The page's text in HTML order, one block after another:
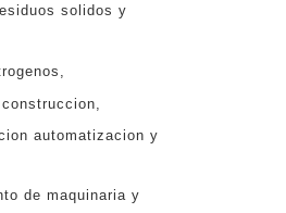
solidos y
automatizacion y
de maquinaria y